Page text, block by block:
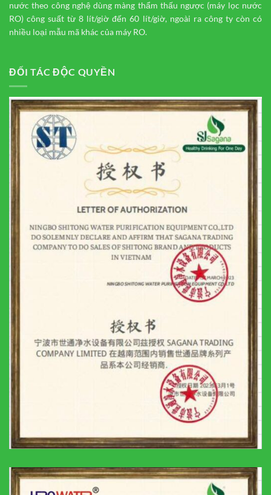
nước theo công nghệ dùng màng thẩm thấu ngược (máy lọc nước
RO) công suất từ 8 lít/giờ đến 60 lít/giờ, ngoài ra công ty còn có
nhiều loại mẫu mã khác của máy RO.
ĐỐI TÁC ĐỘC QUYỀN